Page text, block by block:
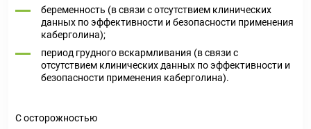
беременность (в связи с отсутствием клинических
данных по эффективности и безопасности применения
каберголина);
период грудного вскармливания (в связи с
отсутствием клинических данных по эффективности и
безопасности применения каберголина).
С осторожностью